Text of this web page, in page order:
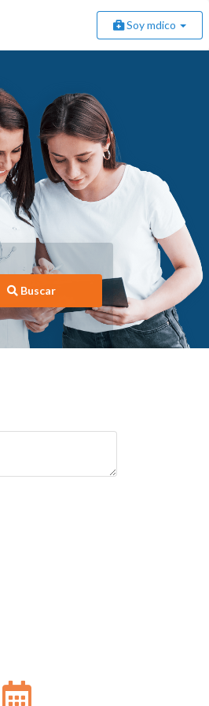
Soy mdico
Buscar